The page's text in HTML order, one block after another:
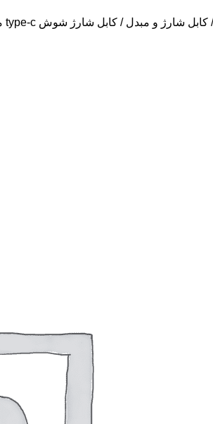
کابل شارژ و مبدل کابل شارژ شوش type-c مدل SH-116C